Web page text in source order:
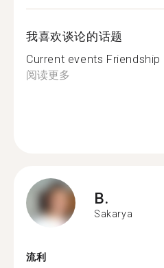
我喜欢谈论的话题
Current events
阅读更多
B.
Sakarya
流利